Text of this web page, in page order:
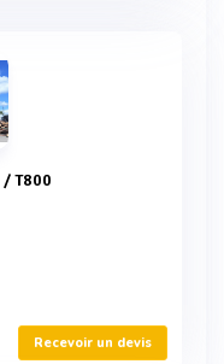
/ T800
Recevoir un devis